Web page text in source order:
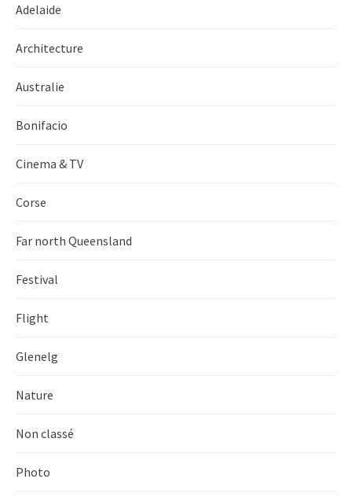
Adelaide
Architecture
Australie
Bonifacio
Cinema & TV
Corse
Far north Queensland
Festival
Flight
Glenelg
Nature
Non classé
Photo